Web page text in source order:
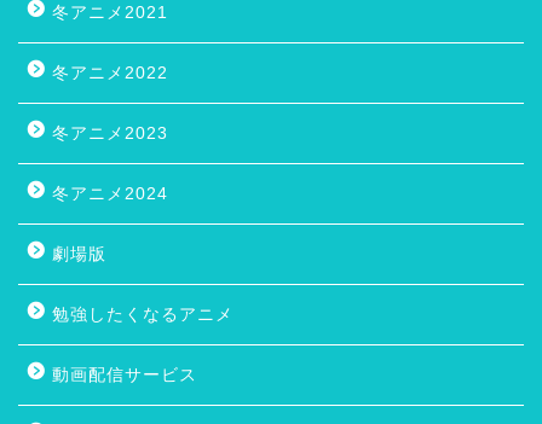
冬アニメ2021
冬アニメ2022
冬アニメ2023
冬アニメ2024
劇場版
勉強したくなるアニメ
動画配信サービス